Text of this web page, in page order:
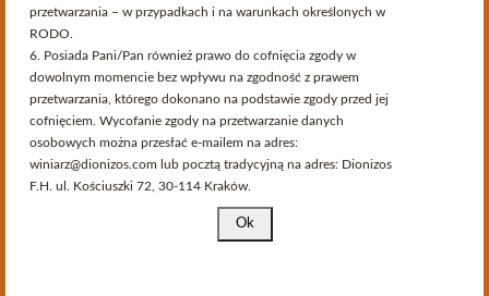
Ostatnio na blogu
Roczniki
przetwarzania – w przypadkach i na warunkach określonych w
RODO.
6. Posiada Pani/Pan również prawo do cofnięcia zgody w
dowolnym momencie bez wpływu na zgodność z prawem
przetwarzania, którego dokonano na podstawie zgody przed jej
cofnięciem. Wycofanie zgody na przetwarzanie danych
osobowych można przesłać e-mailem na adres:
winiarz@dionizos.com lub pocztą tradycyjną na adres: Dionizos
F.H. ul. Kościuszki 72, 30-114 Kraków.
7. Ma Pani/Pan prawo wniesienia skargi do Prezesa Urzędu
Ochrony Danych Osobowych, gdy uzna Pani/Pan, iż